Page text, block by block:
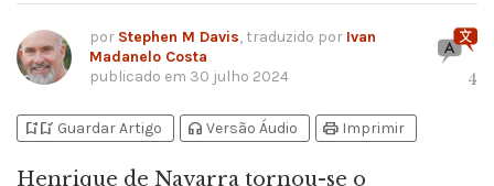
por Stephen M Davis, traduzido por Ivan
Madanelo Costa
publicado em 30 julho 2024 4
bookmark_addbookmark_added Guardar Artigo headphones Versão Áudio print Imprimir
Henrique de Navarra tornou-se o